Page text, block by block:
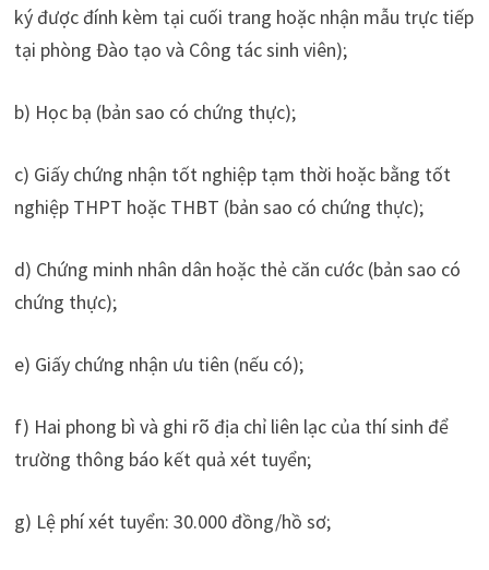
ký được đính kèm tại cuối trang hoặc nhận mẫu trực tiếp
tại phòng Đào tạo và Công tác sinh viên);
b) Học bạ (bản sao có chứng thực);
c) Giấy chứng nhận tốt nghiệp tạm thời hoặc bằng tốt
nghiệp THPT hoặc THBT (bản sao có chứng thực);
d) Chứng minh nhân dân hoặc thẻ căn cước (bản sao có
chứng thực);
e) Giấy chứng nhận ưu tiên (nếu có);
f) Hai phong bì và ghi rõ địa chỉ liên lạc của thí sinh để
trường thông báo kết quả xét tuyển;
g) Lệ phí xét tuyển: 30.000 đồng/hồ sơ;